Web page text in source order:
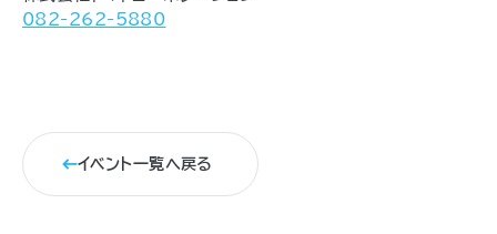
082-262-5880
イベント一覧へ戻る